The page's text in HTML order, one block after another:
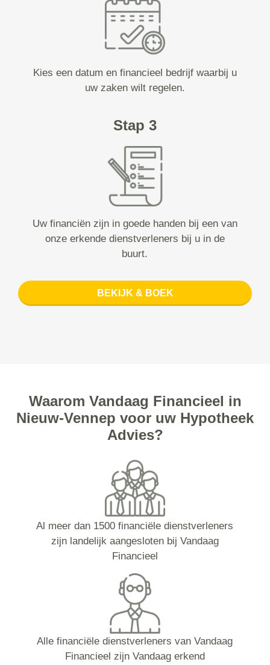
Kies een datum en financieel bedrijf waarbij u
uw zaken wilt regelen.
Stap 3
Uw financiën zijn in goede handen bij een van
onze erkende dienstverleners bij u in de
buurt.
BEKIJK & BOEK
Waarom Vandaag Financieel in
Nieuw-Vennep voor uw Hypotheek
Advies?
Al meer dan 1500 financiële dienstverleners
zijn landelijk aangesloten bij Vandaag
Financieel
Alle financiële dienstverleners van Vandaag
Financieel zijn Vandaag erkend